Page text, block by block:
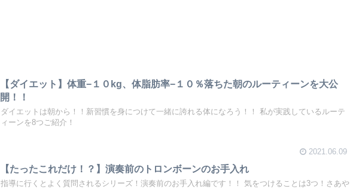
【ダイエット】体重−１０kg、体脂肪率−１０％落ちた朝のルーティーンを大公
開！！
ダイエットは朝から！！新習慣を身につけて一緒に誇れる体になろう！！ 私が実践しているルーテ
ィーンを8つご紹介！
2021.06.09
【たったこれだけ！？】演奏前のトロンボーンのお手入れ
指導に行くとよく質問されるシリーズ！演奏前のお手入れ編です！！ 気をつけることは3つ！さあや